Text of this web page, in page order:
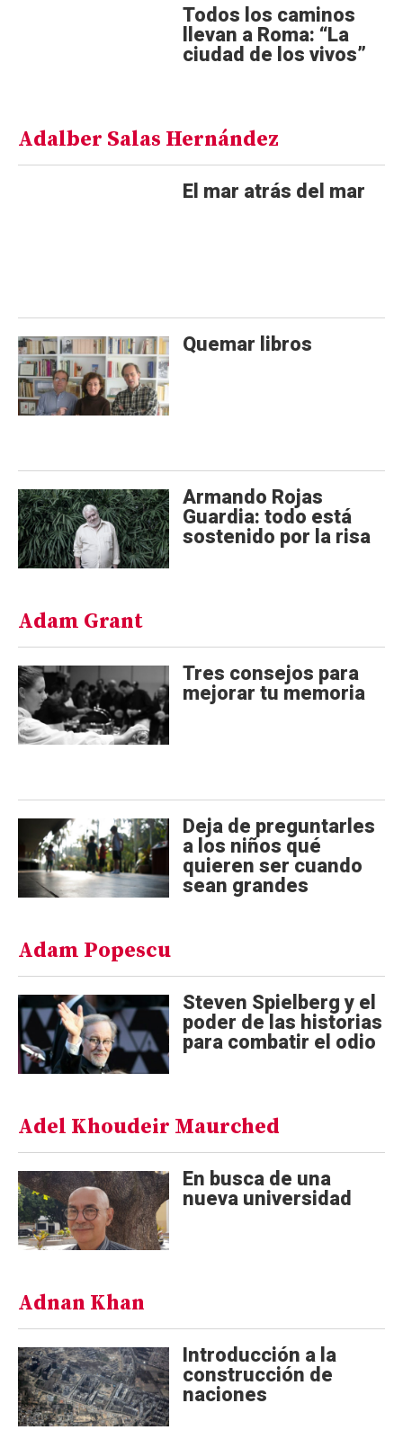
Todos los caminos
llevan a Roma: “La
ciudad de los vivos”
Adalber Salas Hernández
El mar atrás del mar
Quemar libros
Armando Rojas
Guardia: todo está
sostenido por la risa
Adam Grant
Tres consejos para
mejorar tu memoria
Deja de preguntarles
a los niños qué
quieren ser cuando
sean grandes
Adam Popescu
Steven Spielberg y el
poder de las historias
para combatir el odio
Adel Khoudeir Maurched
En busca de una
nueva universidad
Adnan Khan
Introducción a la
construcción de
naciones